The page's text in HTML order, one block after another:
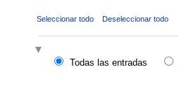
Seleccionar todo Deseleccionar todo
Todas las entradas